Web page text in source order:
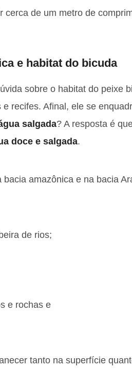
cerca de um metro de
e habitat do bicuda
sobre o habitat do peixe
recifes. Afinal, ele se
salgada? A resposta é
doce e salgada.
bacia amazônica e na bacia
de rios;
e rochas e
tanto na superfície